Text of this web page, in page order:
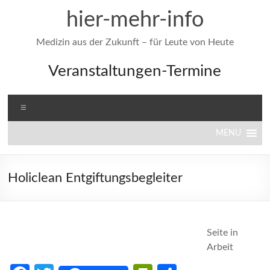
hier-mehr-info
Medizin aus der Zukunft – für Leute von Heute
Veranstaltungen-Termine
MENU
Holiclean Entgiftungsbegleiter
Seite in
Arbeit